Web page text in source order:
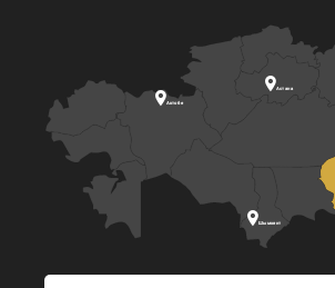
Астана
Шымкент
Актобе